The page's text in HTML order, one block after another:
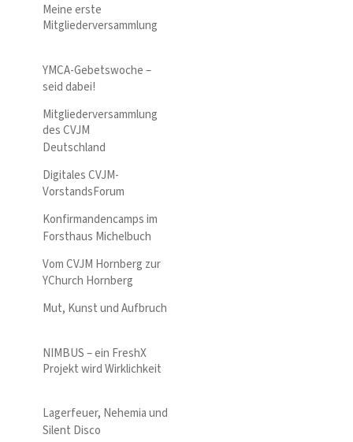
Meine erste
Mitgliederversammlung
YMCA-Gebetswoche –
seid dabei!
Mitgliederversammlung
des CVJM
Deutschland
Digitales CVJM-
VorstandsForum
Konfirmandencamps im
Forsthaus Michelbuch
Vom CVJM Hornberg zur
YChurch Hornberg
Mut, Kunst und Aufbruch
NIMBUS – ein FreshX
Projekt wird Wirklichkeit
Lagerfeuer, Nehemia und
Silent Disco